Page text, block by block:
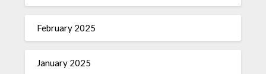
February 2025
January 2025